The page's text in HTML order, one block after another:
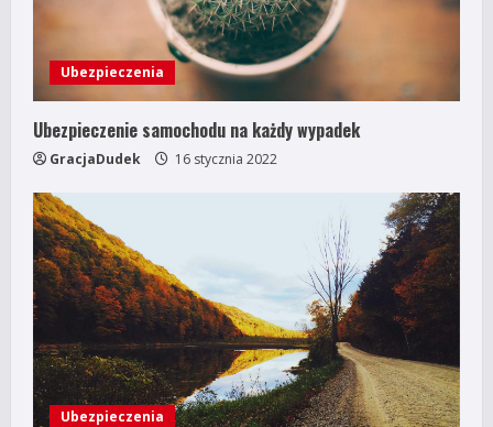
Ubezpieczenia
Ubezpieczenie samochodu na każdy wypadek
GracjaDudek 16 stycznia 2022
Ubezpieczenia